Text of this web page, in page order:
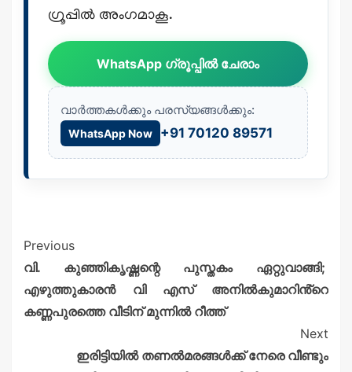
ഗ്രൂപ്പിൽ അംഗമാകൂ.
WhatsApp ഗ്രൂപ്പിൽ ചേരാം
വാർത്തകൾക്കും പരസ്യങ്ങൾക്കും:
WhatsApp Now +91 70120 89571
Previous
വി. കുഞ്ഞികൃഷ്ണന്റെ പുസ്തകം ഏറ്റുവാങ്ങി;
എഴുത്തുകാരൻ വി എസ് അനിൽകുമാറിൻ്റെ
കണ്ണപുരത്തെ വീടിന് മുന്നിൽ റീത്ത്
Next
ഇരിട്ടിയിൽ തണൽമരങ്ങൾക്ക് നേരെ വീണ്ടും